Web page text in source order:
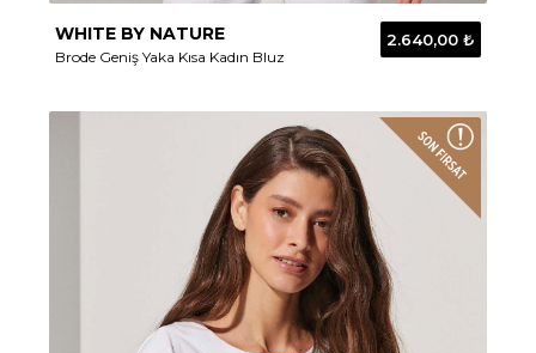
WHITE BY NATURE
Brode Geniş Yaka Kısa Kadın Bluz
2.640,00 ₺